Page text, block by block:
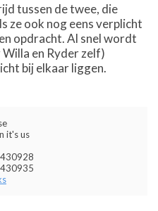
tussen de twee, die
ze ook nog eens verplicht
opdracht. Al snel wordt
en Ryder zelf)
bij elkaar liggen.
it's us